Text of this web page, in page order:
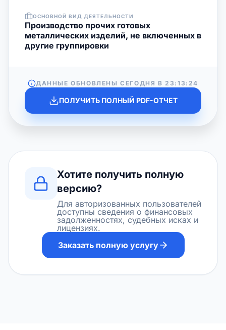
ОСНОВНОЙ ВИД ДЕЯТЕЛЬНОСТИ
Производство прочих готовых
металлических изделий, не включенных в
другие группировки
ДАННЫЕ ОБНОВЛЕНЫ СЕГОДНЯ В23:13:24
ПОЛУЧИТЬ ПОЛНЫЙ PDF-ОТЧЕТ
Хотите получить полную
версию?
Для авторизованных пользователей
доступны сведения о финансовых
задолженностях, судебных исках и
лицензиях.
Заказать полную услугу